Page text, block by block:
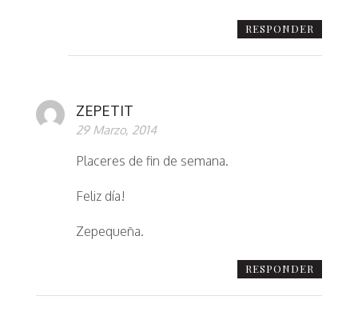
RESPONDER
ZEPETIT
29 Marzo, 2014
Placeres de fin de semana.
Feliz día!
Zepequeña.
RESPONDER